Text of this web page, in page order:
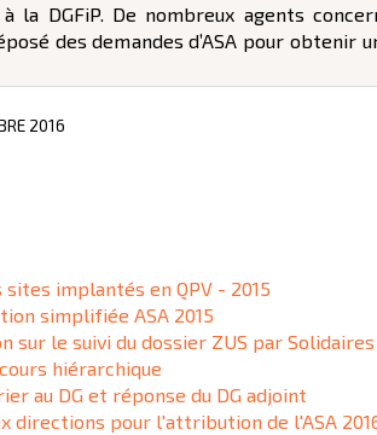
la DGFiP. De nombreux agents
des demandes d’ASA pour obtenir
2016
implantés en QPV - 2015
simplifiée ASA 2015
sur le suivi du dossier ZUS par
hiérarchique
au DG et réponse du DG adjoint
directions pour l'attribution de l'ASA